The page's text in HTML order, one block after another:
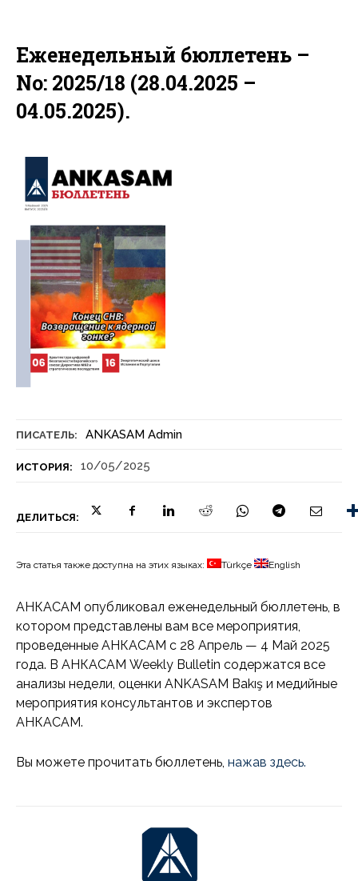
ПИСАТЕЛЬ: ANKASAM Admin
ИСТОРИЯ: 10/05/2025
ДЕЛИТЬСЯ:
Еженедельный бюллетень –
No: 2025/18 (28.04.2025 –
04.05.2025).
Эта статья также доступна на этих языках: Türkçe English
АНКАСАМ опубликовал еженедельный бюллетень, в
котором представлены вам все мероприятия,
проведенные АНКАСАМ с 28 Апрель — 4 Май 2025
года. В АНКАСАМ Weekly Bulletin содержатся все
анализы недели, оценки ANKASAM Bakış и медийные
мероприятия консультантов и экспертов
АНКАСАМ.
Вы можете прочитать бюллетень, нажав здесь.